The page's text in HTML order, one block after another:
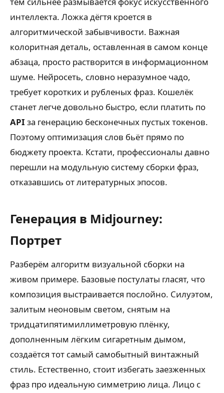
интеллекта. Ложка дёгтя кроется в
алгоритмической забывчивости. Важная
колоритная деталь, оставленная в самом конце
абзаца, просто растворится в информационном
шуме. Нейросеть, словно неразумное чадо,
требует коротких и рубленых фраз. Кошелёк
станет легче довольно быстро, если платить по
API за генерацию бесконечных пустых токенов.
Поэтому оптимизация слов бьёт прямо по
бюджету проекта. Кстати, профессионалы давно
перешли на модульную систему сборки фраз,
отказавшись от литературных эпосов.
Генерация в Midjourney:
Портрет
Разберём алгоритм визуальной сборки на
живом примере. Базовые постулаты гласят, что
композиция выстраивается послойно. Силуэтом,
залитым неоновым светом, снятым на
тридцатипятимиллиметровую плёнку,
дополненным лёгким сигаретным дымом,
создаётся тот самый самобытный винтажный
стиль. Естественно, стоит избегать заезженных
фраз про идеальную симметрию лица. Лицо с